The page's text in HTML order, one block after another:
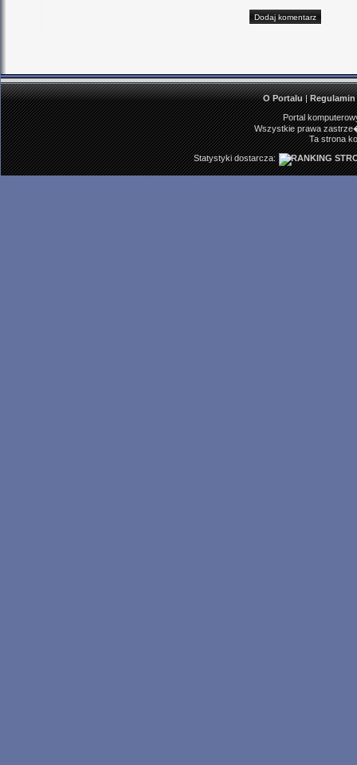
O Portalu|Regulamin
Portal
Wszystkie prawa
Ta strona
Statystyki dostarcza: